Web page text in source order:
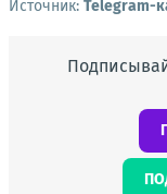
Источник: Telegram-